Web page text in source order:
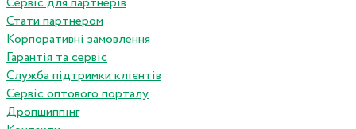
Стати партнером
Корпоративні замовлення
Гарантія та сервіс
Служба підтримки клієнтів
Сервіс оптового порталу
Дропшиппінг